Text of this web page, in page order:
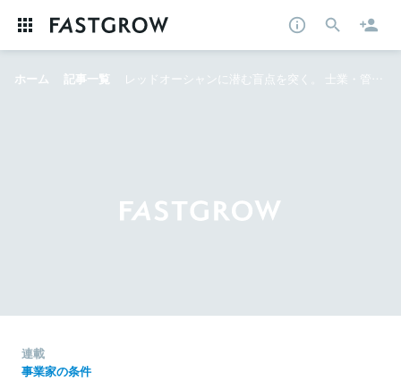
ホーム 記事一覧 レッドオーシャンに潜む盲点を突く。 士業・管理部門特化型エージェントを運営するヒュープロに学ぶ、ニッチトップ独占戦略
連載
事業家の条件